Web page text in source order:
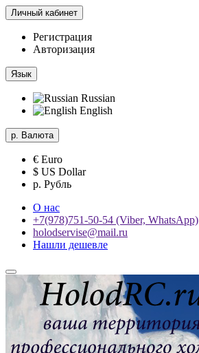
Личный кабинет
Регистрация
Авторизация
Язык
Russian
English
р. Валюта
€ Euro
$ US Dollar
р. Рубль
О нас
+7(978)751-50-54 (Viber, WhatsApp)
holodservise@mail.ru
Нашли дешевле